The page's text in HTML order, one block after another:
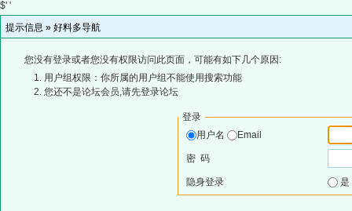
$' '
提示信息 » 好料多导航
您没有登录或者您没有权限访问此页面，可能有如下几个原因:
用户组权限：你所属的用户组不能使用搜索功能
您还不是论坛会员,请先登录论坛
登录
用户名
Email
密 码
隐身登录